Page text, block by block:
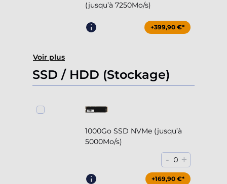
(jusqu’à 7250Mo/s)
+399,90 €*
Voir plus
SSD / HDD (Stockage)
1000Go SSD NVMe (jusqu’à
5000Mo/s)
- 0 +
+169,90 €*